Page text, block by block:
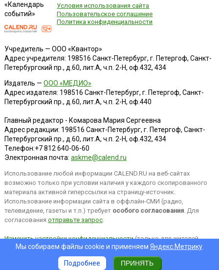
«Календарь
событий»
Условия использования сайта
Пользовательское соглашение
Политика конфиденциальности
Учредитель — ООО «Квантор»
Адрес учредителя: 198516 Санкт-Петербург, г. Петергоф, Санкт-
Петербургский пр., д.60, лит.А, ч.п. 2-Н, оф.432, 434
Издатель — ООО «МЕДИО»
Адрес издателя: 198516 Санкт-Петербург, г. Петергоф, Санкт-
Петербургский пр., д.60, лит.А, ч.п. 2-Н, оф.440
Главный редактор - Комарова Мария Сергеевна
Адрес редакции: 198516 Санкт-Петербург, г. Петергоф, Санкт-
Петербургский пр., д.60, лит.А, ч.п. 2-Н, оф.432, 434
Телефон:+7 812 640-06-60
Электронная почта: askme@calend.ru
Использование любой информации CALEND.RU на веб-сайтах
возможно только при условии наличия у каждого скопированного
материала активной гиперссылки на страницу-источник.
Использование информации сайта в оффлайн-СМИ (радио,
телевидение, газеты и т.п.) требует особого согласования. Для
согласования отправьте запрос.
Изменить настройки конфиденциальности(только для жителей
EEA).Мы собираем файлы cookie и применяем Яндекс.Метрику.
Подробнее ПРИНЯТЬ